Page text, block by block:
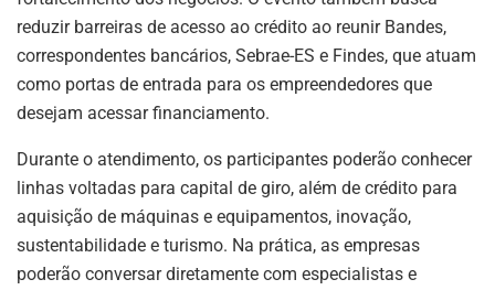
reduzir barreiras de acesso ao crédito ao reunir Bandes,
correspondentes bancários, Sebrae-ES e Findes, que atuam
como portas de entrada para os empreendedores que
desejam acessar financiamento.
Durante o atendimento, os participantes poderão conhecer
linhas voltadas para capital de giro, além de crédito para
aquisição de máquinas e equipamentos, inovação,
sustentabilidade e turismo. Na prática, as empresas
poderão conversar diretamente com especialistas e